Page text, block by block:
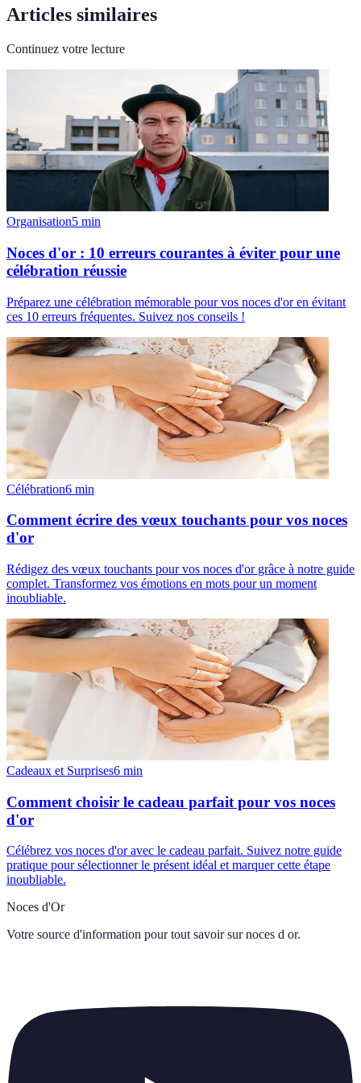
Articles similaires
Continuez votre lecture
Organisation5 min
Noces d'or : 10 erreurs courantes à éviter pour une
célébration réussie
Préparez une célébration mémorable pour vos noces d'or en évitant
ces 10 erreurs fréquentes. Suivez nos conseils !
Célébration6 min
Comment écrire des vœux touchants pour vos noces
d'or
Rédigez des vœux touchants pour vos noces d'or grâce à notre guide
complet. Transformez vos émotions en mots pour un moment
inoubliable.
Cadeaux et Surprises6 min
Comment choisir le cadeau parfait pour vos noces
d'or
Célébrez vos noces d'or avec le cadeau parfait. Suivez notre guide
pratique pour sélectionner le présent idéal et marquer cette étape
inoubliable.
Noces d'Or
Votre source d'information pour tout savoir sur noces d or.